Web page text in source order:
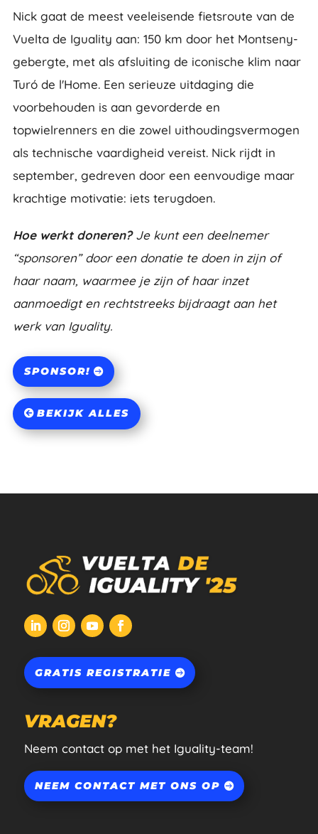
Nick gaat de meest veeleisende fietsroute van de
Vuelta de Iguality aan: 150 km door het Montseny-
gebergte, met als afsluiting de iconische klim naar
Turó de l'Home. Een serieuze uitdaging die
voorbehouden is aan gevorderde en
topwielrenners en die zowel uithoudingsvermogen
als technische vaardigheid vereist. Nick rijdt in
september, gedreven door een eenvoudige maar
krachtige motivatie: iets terugdoen.
Hoe werkt doneren?Je kunt een deelnemer
“sponsoren” door een donatie te doen in zijn of
haar naam, waarmee je zijn of haar inzet
aanmoedigt en rechtstreeks bijdraagt aan het
werk van Iguality.
SPONSOR!
BEKIJK ALLES
GRATIS REGISTRATIE
VRAGEN?
Neem contact op met het Iguality-team!
NEEM CONTACT MET ONS OP